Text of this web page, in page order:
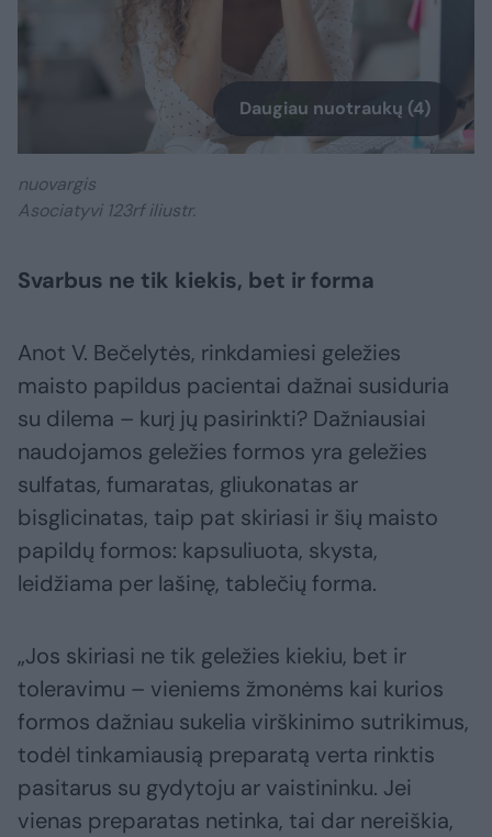
Daugiau nuotraukų (4)
nuovargis
Asociatyvi 123rf iliustr.
Svarbus ne tik kiekis, bet ir forma
Anot V. Bečelytės, rinkdamiesi geležies
maisto papildus pacientai dažnai susiduria
su dilema – kurį jų pasirinkti? Dažniausiai
naudojamos geležies formos yra geležies
sulfatas, fumaratas, gliukonatas ar
bisglicinatas, taip pat skiriasi ir šių maisto
papildų formos: kapsuliuota, skysta,
leidžiama per lašinę, tablečių forma.
„Jos skiriasi ne tik geležies kiekiu, bet ir
toleravimu – vieniems žmonėms kai kurios
formos dažniau sukelia virškinimo sutrikimus,
todėl tinkamiausią preparatą verta rinktis
pasitarus su gydytoju ar vaistininku. Jei
vienas preparatas netinka, tai dar nereiškia,